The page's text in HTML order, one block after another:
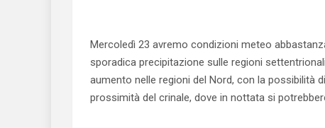
Mercoledì 23 avremo condizioni meteo
sporadica precipitazione sulle regioni
aumento nelle regioni del Nord, con la possibilità
prossimità del crinale, dove in nottata si